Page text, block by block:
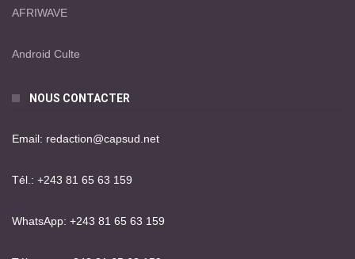
AFRIWAVE
Android Culte
NOUS CONTACTER
Email: redaction@capsud.net
Tél.: +243 81 65 63 159
WhatsApp: +243 81 65 63 159